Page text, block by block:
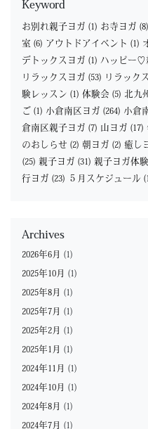
Keyword
お別れ親子ヨガ (1) お寺ヨガ (8)
室 (6) アウトドアイベント (1)
デトックスヨガ (1) ハッピー♡
リラックスヨガ (53) リラック
験レッスン (1) 体験会 (5) 北九
ご (1) 小倉南区ヨガ (264) 小倉
倉南区親子ヨガ (7) 山ヨガ (17)
のおしらせ (2) 朝ヨガ (2) 癒し
(25) 親子ヨガ (31) 親子ヨガ体
行ヨガ (23) ５月スケジュール
Archives
2026年6月 (1)
2025年10月 (1)
2025年8月 (1)
2025年7月 (1)
2025年2月 (1)
2025年1月 (1)
2024年11月 (1)
2024年10月 (1)
2024年8月 (1)
2024年7月 (1)